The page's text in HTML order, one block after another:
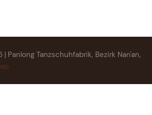
Panlong Tanzschuhfabrik, Bezirk Nan'an,